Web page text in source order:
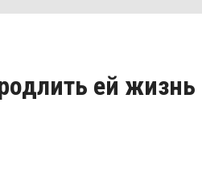
ей жизнь